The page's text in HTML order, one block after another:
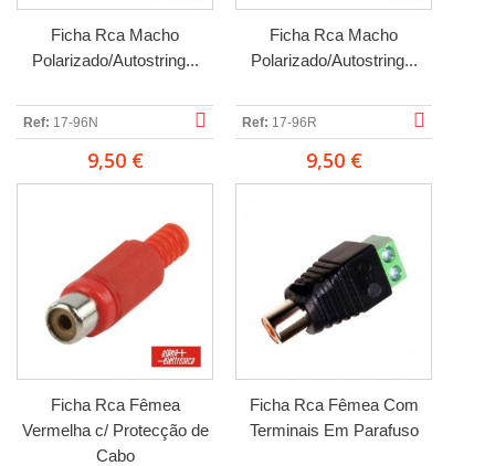
Ficha Rca Macho
Polarizado/Autostring...
Ref: 17-96N
9,50 €
Ficha Rca Macho
Polarizado/Autostring...
Ref: 17-96R
9,50 €
Ficha Rca Fêmea
Vermelha c/ Protecção de
Cabo
Ficha Rca Fêmea Com
Terminais Em Parafuso